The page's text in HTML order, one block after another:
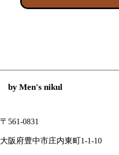
by Men's nikul
〒561-0831
大阪府豊中市庄内東町1-1-10